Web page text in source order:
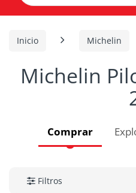
Inicio Michelin
Michelin
Comprar
Filtros